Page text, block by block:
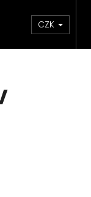
& Maziva
CZK